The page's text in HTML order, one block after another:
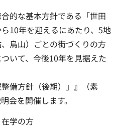
的な基本方針である「世田
10年を迎えるにあたり、5地
烏山）ごとの街づくりの方
いて、今後10年を見据えた
備方針（後期）」』（素
会を開催します。
学の方